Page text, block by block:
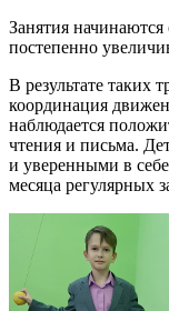
Занятия
постепенно
В результате таких
координация
наблюдается
чтения и письма.
и уверенными в
месяца регулярных